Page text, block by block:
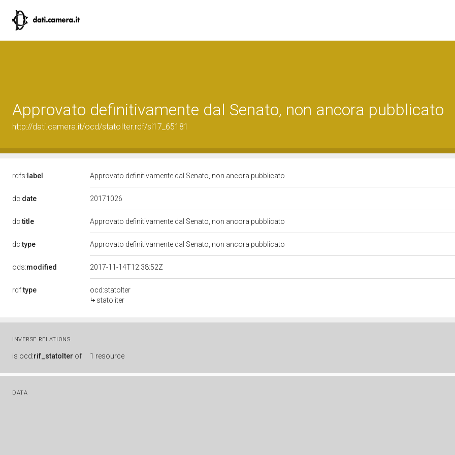
Approvato definitivamente dal Senato, non ancora pubblicato
http://dati.camera.it/ocd/statoIter.rdf/si17_65181
rdfs: label Approvato definitivamente dal Senato, non ancora pubblicato
dc:date 20171026
dc:title Approvato definitivamente dal Senato, non ancora pubblicato
dc:type Approvato definitivamente dal Senato, non ancora pubblicato
ods:modified 2017-11-14T12:38:52Z
rdf:type
ocd:statoIter
stato iter
INVERSE RELATIONS
is ocd:rif_statoIter of 1 resource
DATA